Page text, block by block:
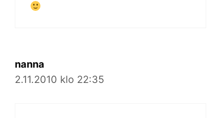
nanna
2.11.2010 klo 22:35